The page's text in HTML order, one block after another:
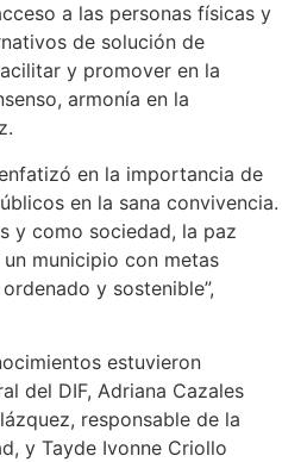
a las personas físicas y
de solución de
y promover en la
armonía en la
en la importancia de
en la sana convivencia.
y como sociedad, la paz
municipio con metas
y sostenible”,
estuvieron
del DIF, Adriana Cazales
responsable de la
y Tayde Ivonne Criollo